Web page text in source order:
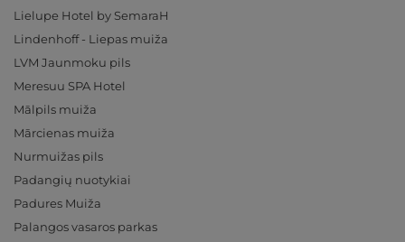
Lielupe Hotel by SemaraH
Lindenhoff - Liepas muiža
LVM Jaunmoku pils
Meresuu SPA Hotel
Mālpils muiža
Mārcienas muiža
Nurmuižas pils
Padangių nuotykiai
Padures Muiža
Palangos vasaros parkas